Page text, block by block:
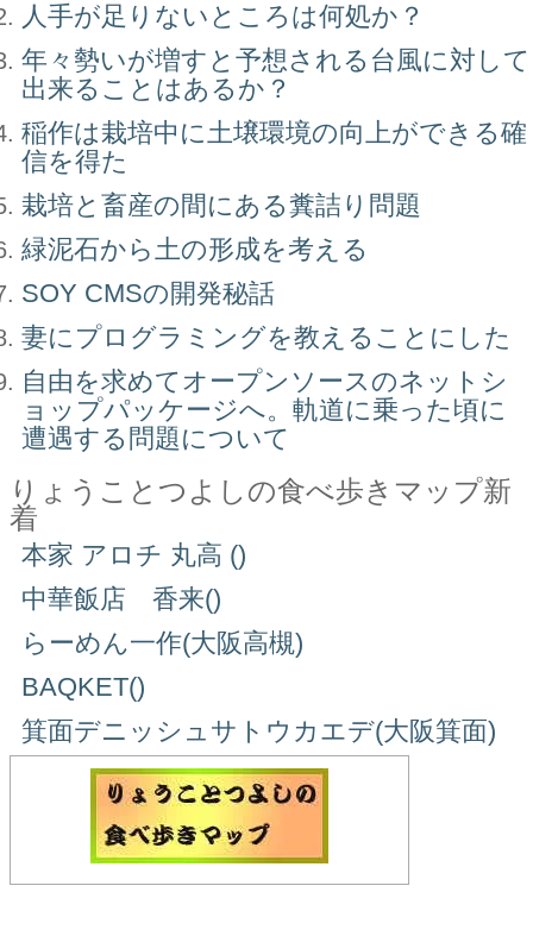
人手が足りないところは何処か？
年々勢いが増すと予想される台風に対して
出来ることはあるか？
稲作は栽培中に土壌環境の向上ができる確
信を得た
栽培と畜産の間にある糞詰り問題
緑泥石から土の形成を考える
SOY CMSの開発秘話
妻にプログラミングを教えることにした
自由を求めてオープンソースのネットシ
ョップパッケージへ。軌道に乗った頃に
遭遇する問題について
りょうことつよしの食べ歩きマップ新
着
本家 アロチ 丸高 ()
中華飯店 香来()
らーめん一作(大阪高槻)
BAQKET()
箕面デニッシュサトウカエデ(大阪箕面)